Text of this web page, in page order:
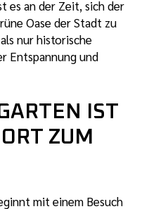
es an der Zeit, sich der
Oase der Stadt zu
nur historische
Entspannung und
IST
ZUM
mit einem Besuch